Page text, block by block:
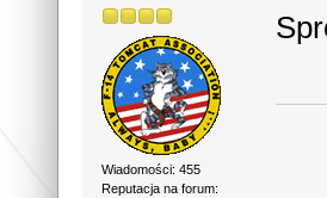
Wiadomości: 455
Reputacja na forum: